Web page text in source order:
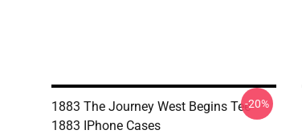
1883 The Journey West Begins Tee
1883 IPhone Cases
-20%